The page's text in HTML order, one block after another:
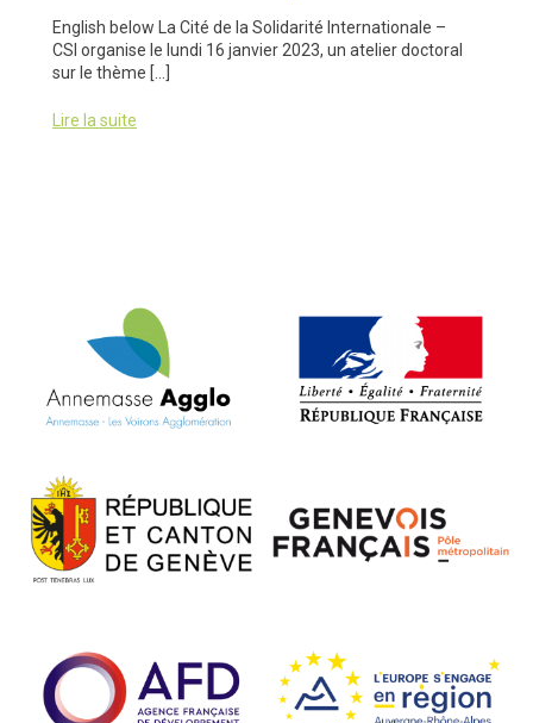
English below La Cité de la Solidarité Internationale –
CSI organise le lundi 16 janvier 2023, un atelier doctoral
sur le thème […]
Lire la suite